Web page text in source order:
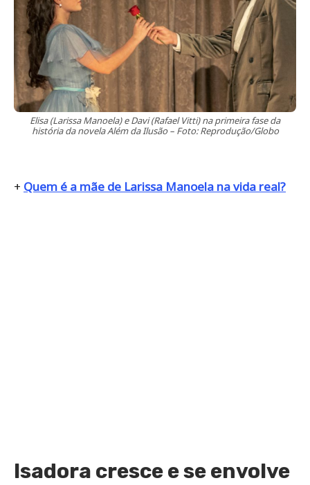
Elisa (Larissa Manoela) e Davi (Rafael Vitti) na primeira fase da
história da novela Além da Ilusão – Foto: Reprodução/Globo
+ Quem é a mãe de Larissa Manoela na vida real?
Isadora cresce e se envolve